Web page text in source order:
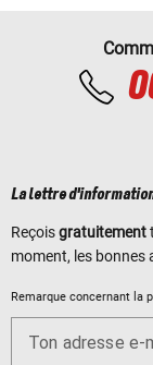
La lettre
Reçoisgratuitement
moment, les bonnes
Remarque concernant la
Ton adresse e-